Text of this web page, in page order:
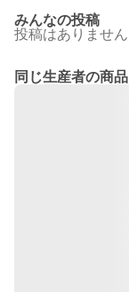
みんなの投稿
投稿はありません
同じ生産者の商品